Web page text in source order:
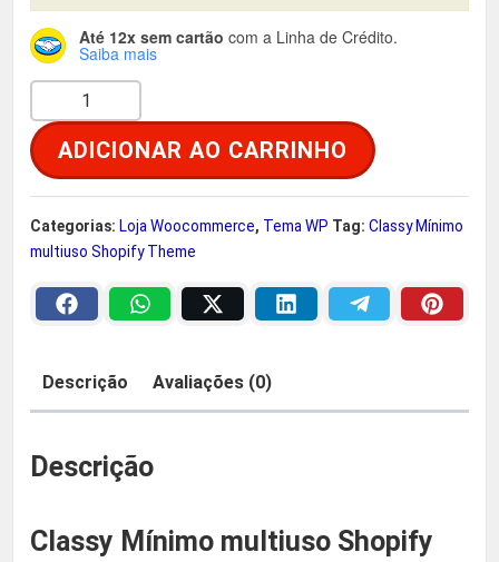
n
l
e
r
a
$
é
R
2
9
0
Até 12x sem cartão com a Linha de Crédito.
Saiba mais
l
a
s
y
m
m
t
ADICIONAR AO CARRINHO
Categorias: Loja Woocommerce, Tema WP Tag: Classy Mínimo
multiuso Shopify Theme
Descrição Avaliações (0)
Descrição
Classy Mínimo multiuso Shopify